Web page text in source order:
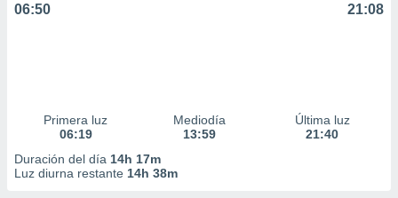
06:50 21:08
Primera luz
06:19
Mediodía
13:59
Última luz
21:40
Duración del día 14h 17m
Luz diurna restante 14h 38m